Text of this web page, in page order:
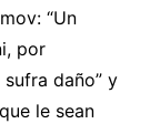
“Un
por
daño” y
le sean